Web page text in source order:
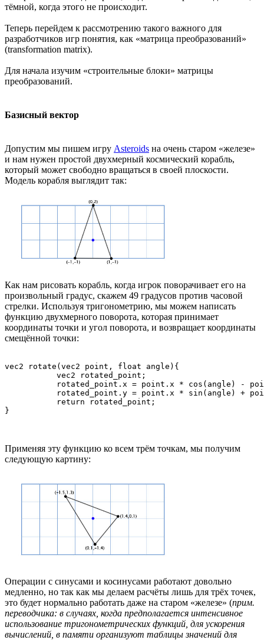
тёмной, когда этого не происходит.
Теперь перейдем к рассмотрению такого важного для
разработчиков игр понятия, как «матрица преобразований»
(transformation matrix).
Для начала изучим «строительные блоки» матрицы
преобразований.
Базисный вектор
Допустим мы пишем игру Asteroids на очень старом «железе»
и нам нужен простой двухмерный космический корабль,
который может свободно вращаться в своей плоскости.
Модель корабля выглядит так:
Как нам рисовать корабль, когда игрок поворачивает его на
произвольный градус, скажем 49 градусов против часовой
стрелки. Используя тригонометрию, мы можем написать
функцию двухмерного поворота, которая принимает
координаты точки и угол поворота, и возвращает координаты
смещённой точки:
vec2 rotate(vec2 point, float angle){
           vec2 rotated_point;
rotated_point.x = point.x * cos(angle) -
rotated_point.y = point.x * sin(angle) +
           return rotated_point;
Применяя эту функцию ко всем трём точкам, мы получим
следующую картину:
Операции с синусами и косинусами работают довольно
медленно, но так как мы делаем расчёты лишь для трёх точек,
это будет нормально работать даже на старом «железе» (прим.
переводчика: в случаях, когда предполагается интенсивное
использование тригонометрических функций, для ускорения
вычислений, в памяти организуют таблицы значений для